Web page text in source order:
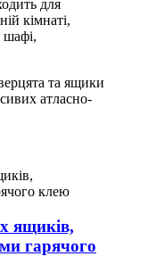
для
кімнаті,
шафі,
та ящики
атласно-
ящиків,
гарячого